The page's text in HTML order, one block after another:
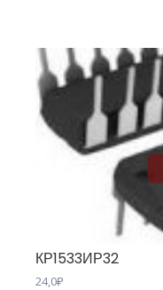
КР1533ИР32
24,0₽